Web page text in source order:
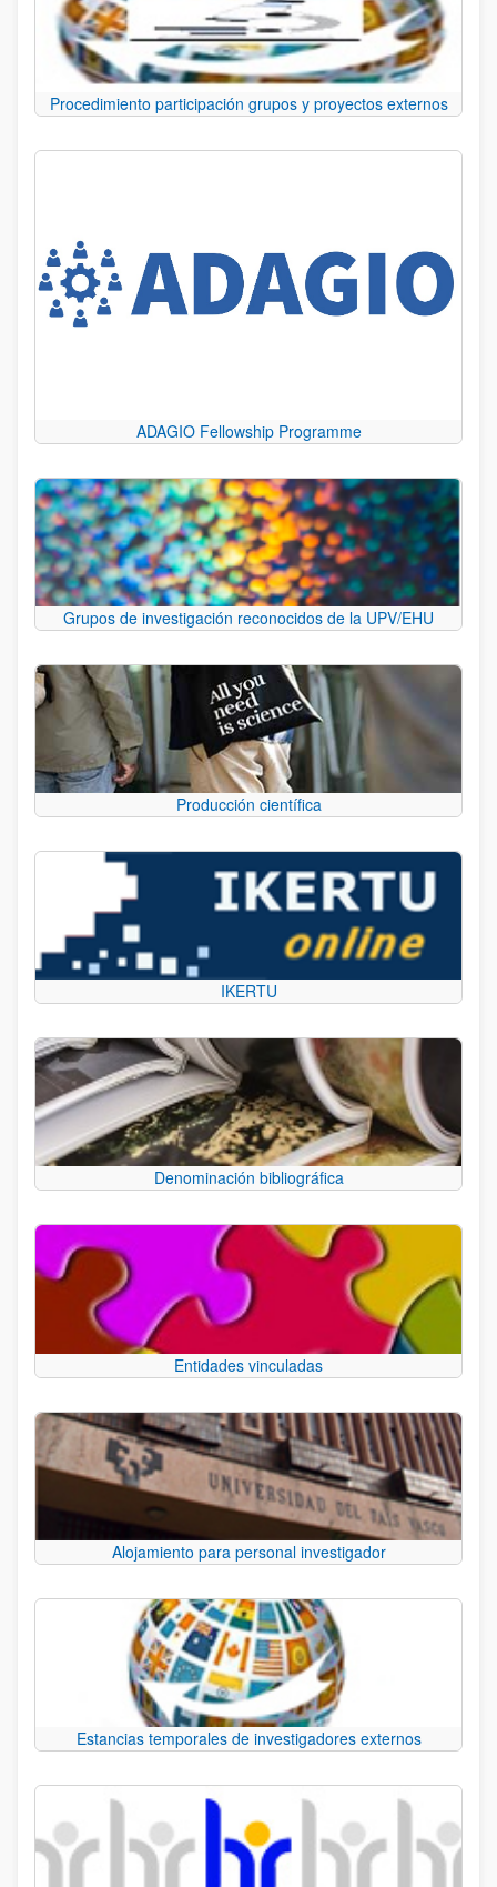
Procedimiento participación grupos y proyectos externos
ADAGIO Fellowship Programme
Grupos de investigación reconocidos de la UPV/EHU
Producción científica
IKERTU
Denominación bibliográfica
Entidades vinculadas
Alojamiento para personal investigador
Estancias temporales de investigadores externos